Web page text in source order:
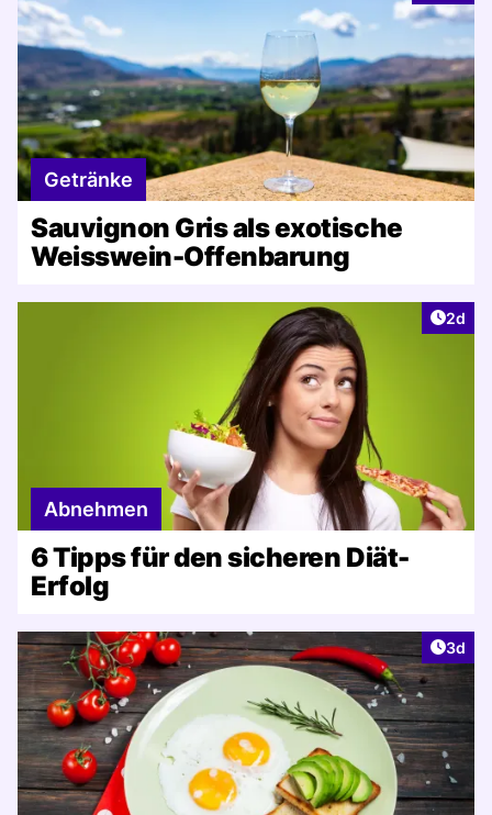
Getränke
Sauvignon Gris als exotische
Weisswein-Offenbarung
2d
Abnehmen
6 Tipps für den sicheren Diät-
Erfolg
3d